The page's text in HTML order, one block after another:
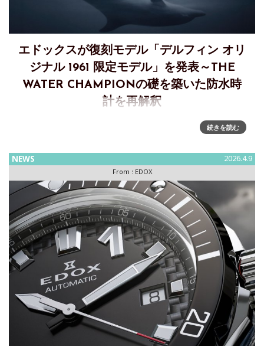
エドックスが復刻モデル「デルフィン オリ
ジナル 1961 限定モデル」を発表～THE
WATER CHAMPIONの礎を築いた防水時
計を再解釈
「デルフィン オリジナル 1961 限定モデル」～THE WATER
CHAMPIONの礎を築いた防水時計を現代に再解釈 1961年に
続きを読む
NEWS 2026.4.9
From : EDOX